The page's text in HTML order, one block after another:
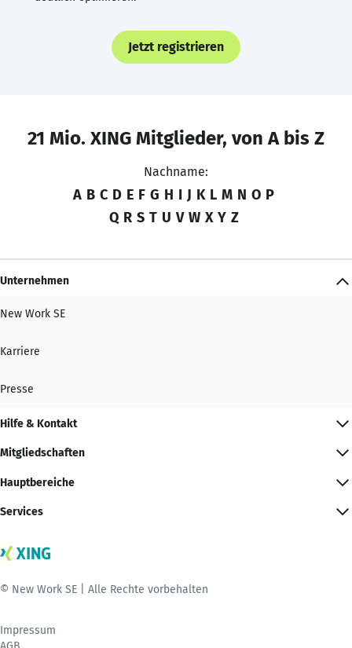
Jetzt registrieren
21 Mio. XING Mitglieder, von A bis Z
Nachname:
A B C D E F G H I J K L M N O P
Q R S T U V W X Y Z
Unternehmen
New Work SE
Karriere
Presse
Hilfe & Kontakt
Mitgliedschaften
Hauptbereiche
Services
© New Work SE | Alle Rechte vorbehalten
Impressum